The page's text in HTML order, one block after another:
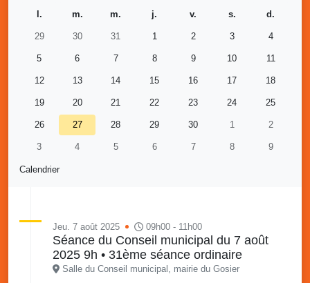
Calendrier
l.
m. m. j. v. s. d.
29 30 31 1 2 3 4
5 6 7 8 9 10 11
12 13 14 15 16 17 18
19 20 21 22 23 24 25
26 27 28 29 30 1 2
3 4 5 6 7 8 9
Jeu. 7 août 2025 09h00 - 11h00
Séance du Conseil municipal du 7 août
2025 9h • 31ème séance ordinaire
Salle du Conseil municipal, mairie du Gosier